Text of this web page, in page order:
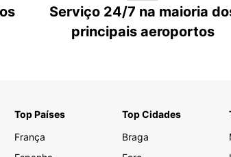
Serviço 24/7 na maioria
principais aeroportos
Top Países
França
Top Cidades
Braga